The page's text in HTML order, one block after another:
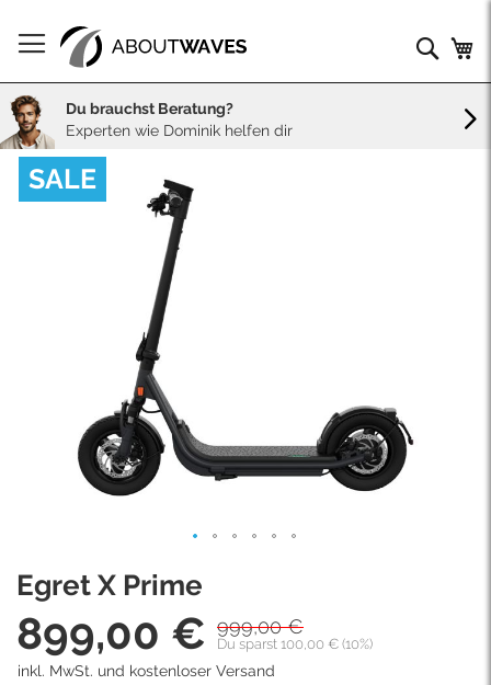
zum
Inhalt
Du brauchst Beratung?
Experten wie Dominik helfen dir
Egret X Prime
999,00 €
Du sparst 100,00 € (10%)
Sonderpreis
899,00 €
inkl. MwSt. und kostenloser Versand
Skip
toSALE
to
beginning
of
the